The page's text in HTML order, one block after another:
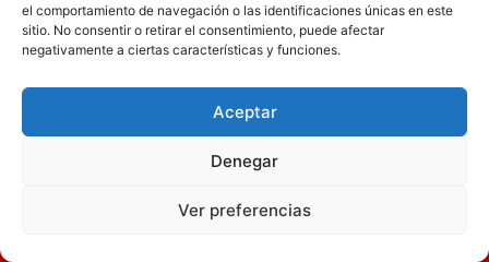
el comportamiento de navegación o las identificaciones únicas en este
sitio. No consentir o retirar el consentimiento, puede afectar
negativamente a ciertas características y funciones.
Aceptar
Denegar
Ver preferencias